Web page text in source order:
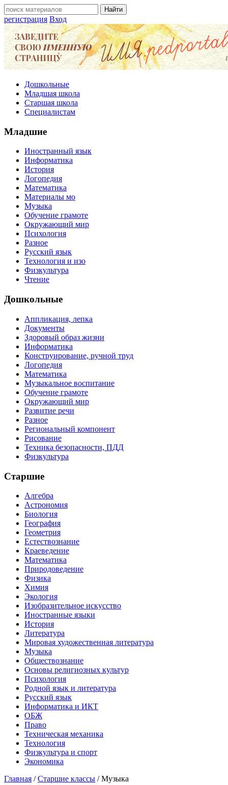
регистрация Вход
Дошкольные
Младшая школа
Старшая школа
Специалистам
Младшие
Иностранный язык
Информатика
История
Логопедия
Математика
Материалы мо
Музыка
Обучение грамоте
Окружающий мир
Психология
Разное
Русский язык
Технология и изо
Физкультура
Чтение
Дошкольные
Аппликация, лепка
Документы
Здоровый образ жизни
Информатика
Конструирование, ручной труд
Логопедия
Математика
Музыкальное воспитание
Обучение грамоте
Окружающий мир
Развитие речи
Разное
Региональный компонент
Рисование
Техника безопасности, ПДД
Физкультура
Старшие
Алгебра
Астрономия
Биология
География
Геометрия
Естествознание
Краеведение
Математика
Природоведение
Физика
Химия
Экология
Изобразительное искусство
Иностранные языки
История
Литература
Мировая художественная литература
Музыка
Обществознание
Основы религиозных культур
Психология
Родной язык и литература
Русский язык
Информатика и ИКТ
ОБЖ
Право
Техническая механика
Технология
Физкультура и спорт
Экономика
Главная /Старшие классы /Музыка